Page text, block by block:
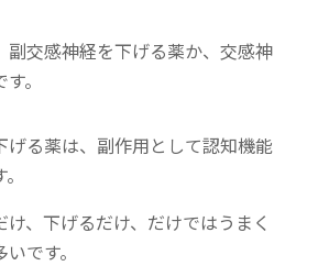
副交感神経を下げる薬か、交感神
。
げる薬は、副作用として認知機能
、下げるだけ、だけではうまく
です。